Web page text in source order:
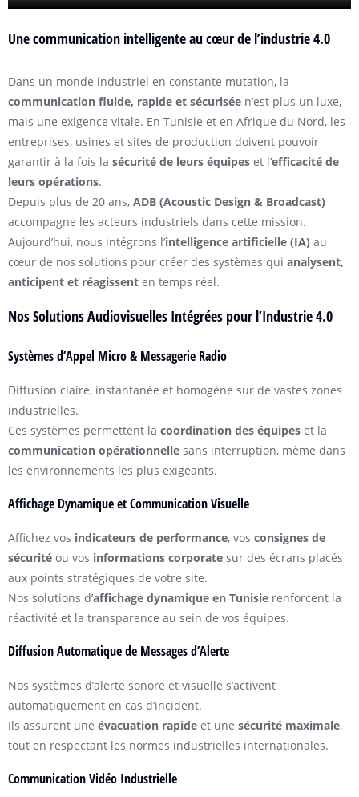
Une communication intelligente au cœur de l’industrie 4.0
Dans un monde industriel en constante mutation, la
communication fluide, rapide et sécurisée n’est plus un luxe,
mais une exigence vitale. En Tunisie et en Afrique du Nord, les
entreprises, usines et sites de production doivent pouvoir
garantir à la fois la sécurité de leurs équipes et l’efficacité de
leurs opérations.
Depuis plus de 20 ans, ADB (Acoustic Design & Broadcast)
accompagne les acteurs industriels dans cette mission.
Aujourd’hui, nous intégrons l’intelligence artificielle (IA) au
cœur de nos solutions pour créer des systèmes qui analysent,
anticipent et réagissent en temps réel.
Nos Solutions Audiovisuelles Intégrées pour l’Industrie 4.0
Systèmes d’Appel Micro & Messagerie Radio
Diffusion claire, instantanée et homogène sur de vastes zones
industrielles.
Ces systèmes permettent la coordination des équipes et la
communication opérationnelle sans interruption, même dans
les environnements les plus exigeants.
Affichage Dynamique et Communication Visuelle
Affichez vos indicateurs de performance, vos consignes de
sécurité ou vos informations corporate sur des écrans placés
aux points stratégiques de votre site.
Nos solutions d’affichage dynamique en Tunisie renforcent la
réactivité et la transparence au sein de vos équipes.
Diffusion Automatique de Messages d’Alerte
Nos systèmes d’alerte sonore et visuelle s’activent
automatiquement en cas d’incident.
Ils assurent une évacuation rapide et une sécurité maximale,
tout en respectant les normes industrielles internationales.
Communication Vidéo Industrielle